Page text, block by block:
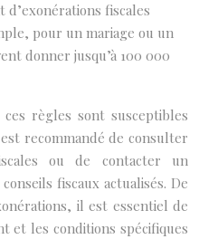
fiscales
pour un mariage ou un
donner jusqu’à 100 000
règles sont susceptibles
recommandé de consulter
ou de contacter un
fiscaux actualisés. De
il est essentiel de
et les conditions spécifiques